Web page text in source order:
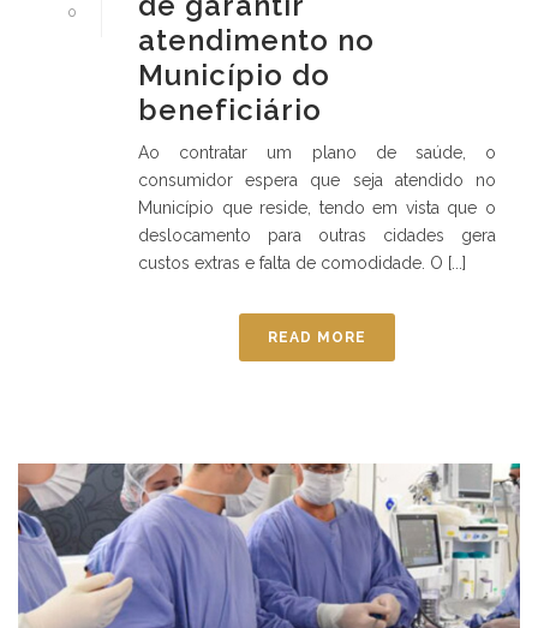
0
atendimento no
Município do
beneficiário
Ao contratar um plano de saúde, o
consumidor espera que seja atendido no
Município que reside, tendo em vista que o
deslocamento para outras cidades gera
custos extras e falta de comodidade. O [...]
READ MORE